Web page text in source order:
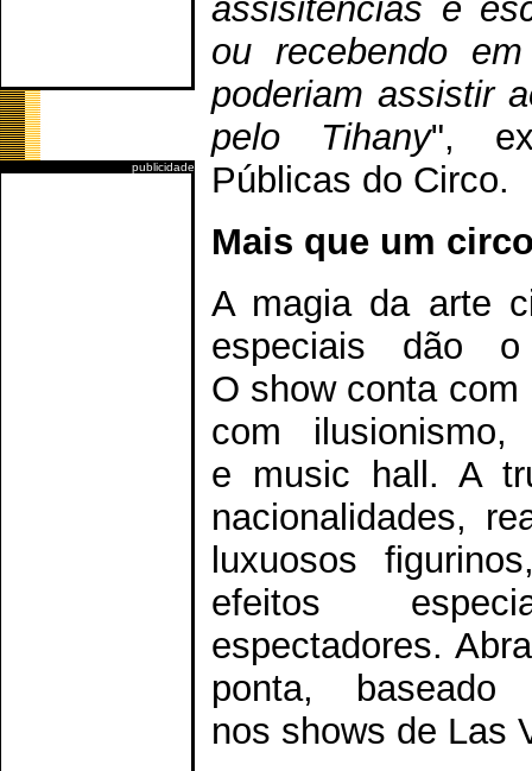
publicidade
assisitencias e
ou recebendo
poderiam assistir
pelo Tihany",
Públicas do Circo.
Mais que um
A magia da arte
especiais dão
O show conta
com ilusionismo,
e music hall. A
nacionalidades,
luxuosos
efeitos
espectadores.
ponta,
nos shows de Las